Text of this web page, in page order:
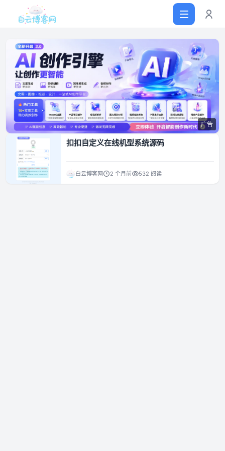
首页
网站源码
软件仓库
主题插件
广告
扣扣自定义在线机型系统源码
白云博客网 2 个月前 532 阅读